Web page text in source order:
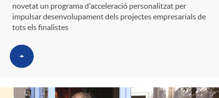
novetat un programa d'acceleració personalitzat per
impulsar desenvolupament dels projectes empresarials de
tots els finalistes
+